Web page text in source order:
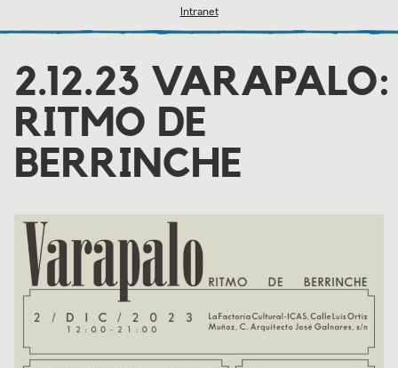
Intranet
2.12.23 VARAPALO:
RITMO DE
BERRINCHE